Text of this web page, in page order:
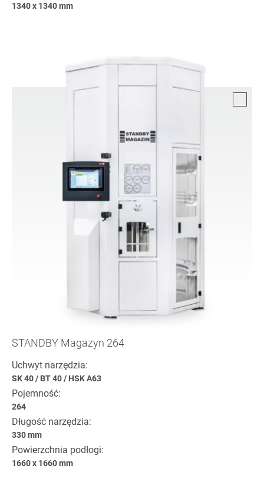
1340 x 1340 mm
STANDBY Magazyn 264
Uchwyt narzędzia:
SK 40/ BT 40/ HSK A63
Pojemność:
264
Długość narzędzia:
330 mm
Powierzchnia podłogi:
1660 x 1660 mm